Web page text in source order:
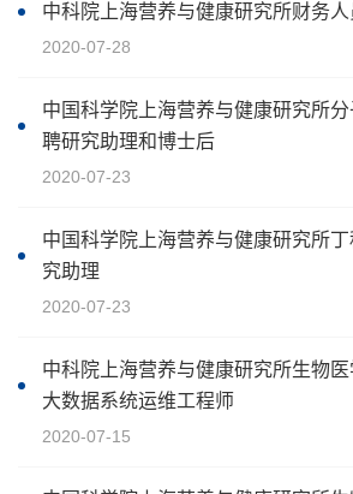
中科院上海营养与健康研究所财务
2020-07-28
中国科学院上海营养与健康研究所
聘研究助理和博士后
2020-07-23
中国科学院上海营养与健康研究所
究助理
2020-07-23
中科院上海营养与健康研究所生物
大数据系统运维工程师
2020-07-15